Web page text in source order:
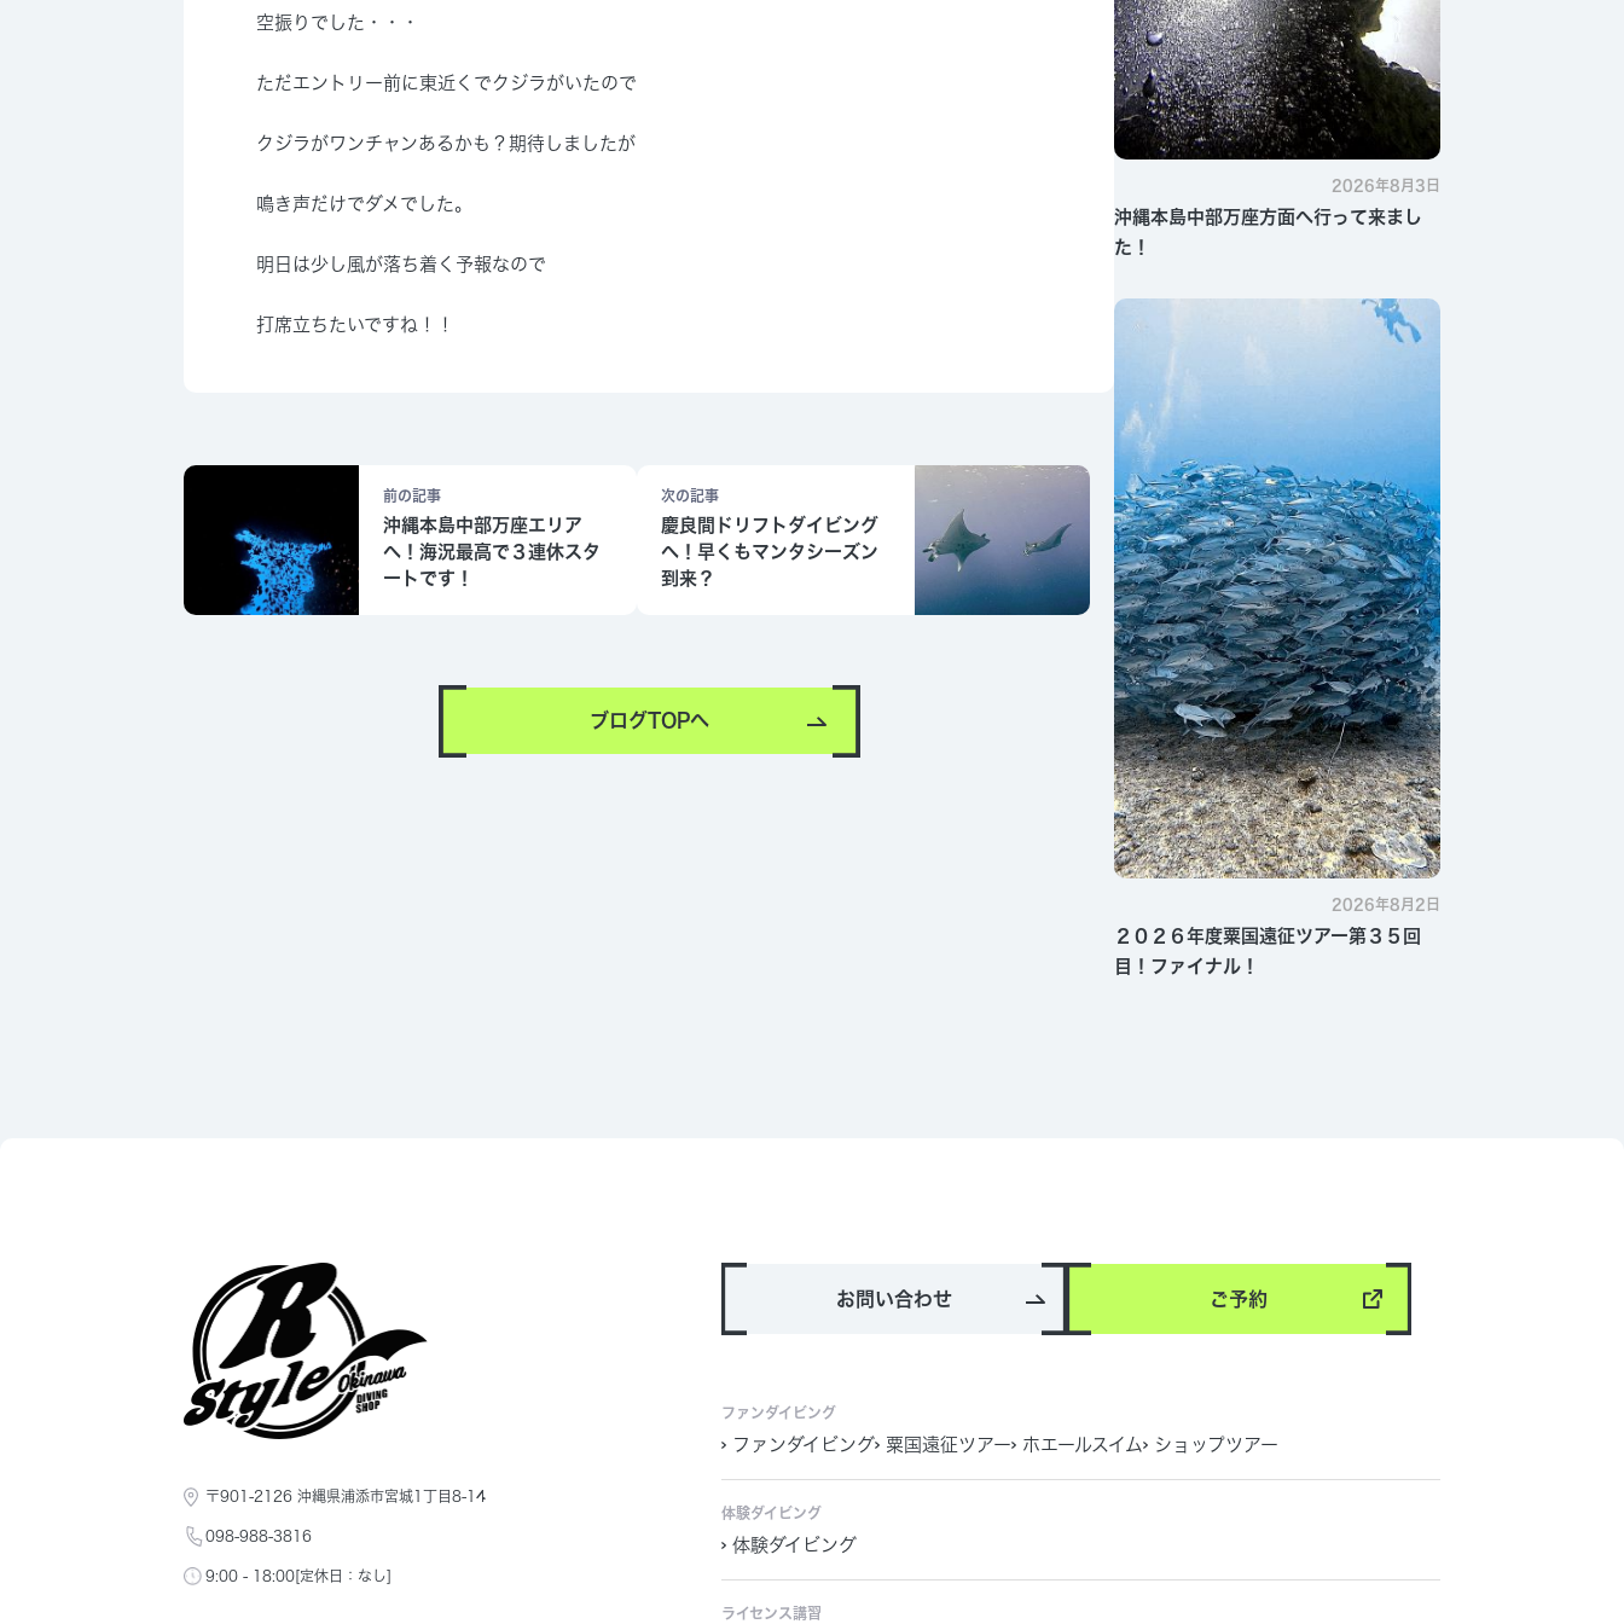
空振りでした・・・
ただエントリー前に東近くでクジラがいたので
クジラがワンチャンあるかも？期待しましたが
鳴き声だけでダメでした。
明日は少し風が落ち着く予報なので
打席立ちたいですね！！
前の記事
沖縄本島中部万座エリア
へ！海況最高で３連休スタ
ートです！
次の記事
慶良間ドリフトダイビング
へ！早くもマンタシーズン
到来？
ブログTOPへ
2026年8月3日
沖縄本島中部万座方面へ行って来まし
た！
2026年8月2日
２０２６年度粟国遠征ツアー第３５回
目！ファイナル！
〒901-2126 沖縄県浦添市宮城1丁目8-14
098-988-3816
9:00 - 18:00[定休日：なし]
お問い合わせ ご予約
ファンダイビング
ファンダイビング 粟国遠征ツアー ホエールスイム ショップツアー
体験ダイビング
体験ダイビング
ライセンス講習